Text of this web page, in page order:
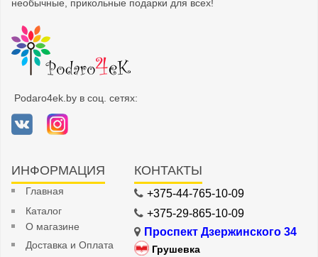
необычные, прикольные подарки для всех!
Podaro4ek.by в соц. сетях:
ИНФОРМАЦИЯ
Главная
Каталог
О магазине
Доставка и Оплата
КОНТАКТЫ
+375-44-765-10-09
+375-29-865-10-09
Проспект Дзержинского 34
Грушевка